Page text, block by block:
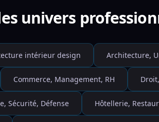
univers
intérieur design Architecture,
Commerce, Management, RH
Sécurité, Défense Hôtellerie,